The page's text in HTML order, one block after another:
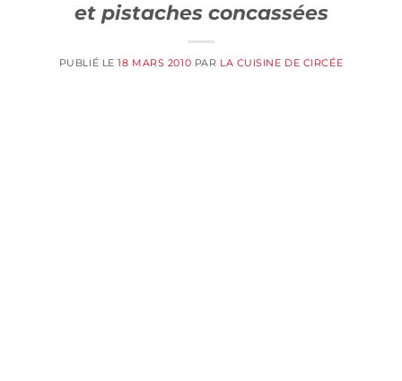
et pistaches concassées
PUBLIÉ LE18 MARS 2010 PAR LA CUISINE DE CIRCÉE